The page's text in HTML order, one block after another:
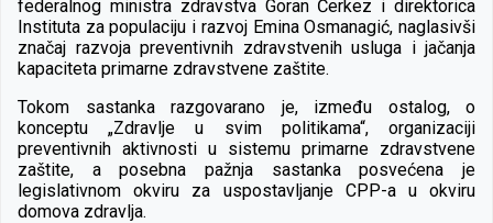
federalnog ministra zdravstva Goran Čerkez i direktorica
Instituta za populaciju i razvoj Emina Osmanagić, naglasivši
značaj razvoja preventivnih zdravstvenih usluga i jačanja
kapaciteta primarne zdravstvene zaštite.
Tokom sastanka razgovarano je, između ostalog, o
konceptu „Zdravlje u svim politikama“, organizaciji
preventivnih aktivnosti u sistemu primarne zdravstvene
zaštite, a posebna pažnja sastanka posvećena je
legislativnom okviru za uspostavljanje CPP-a u okviru
domova zdravlja.